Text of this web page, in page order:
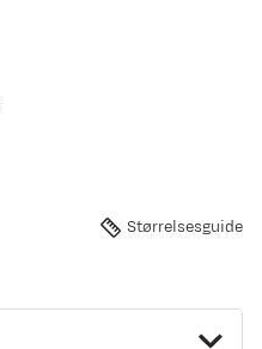
Størrelsesguide